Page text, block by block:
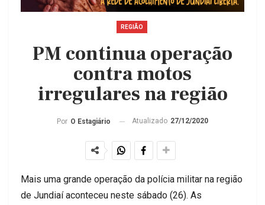
REGIÃO
PM continua operação
contra motos
irregulares na região
Por O Estagiário Atualizado 27/12/2020
Mais uma grande operação da polícia militar na região
de Jundiaí aconteceu neste sábado (26). As